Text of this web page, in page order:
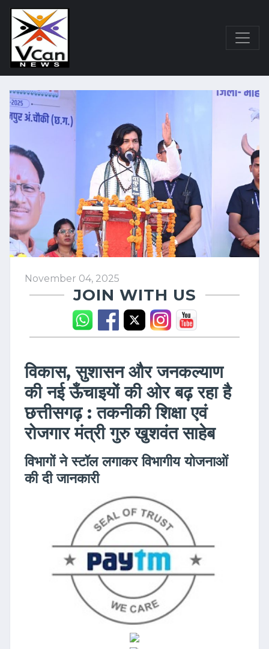
November 04, 2025
JOIN WITH US
विकास, सुशासन और जनकल्याण
की नई ऊँचाइयों की ओर बढ़ रहा है
छत्तीसगढ़ : तकनीकी शिक्षा एवं
रोजगार मंत्री गुरु खुशवंत साहेब
विभागों ने स्टॉल लगाकर विभागीय योजनाओं
की दी जानकारी